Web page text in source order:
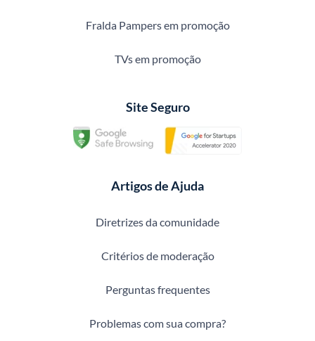
Fralda Pampers em promoção
TVs em promoção
Site Seguro
Artigos de Ajuda
Diretrizes da comunidade
Critérios de moderação
Perguntas frequentes
Problemas com sua compra?